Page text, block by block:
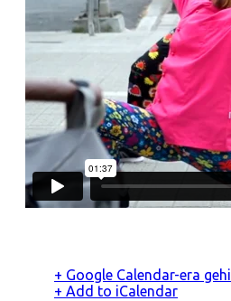
+ Google Calendar-era
+ Add to iCalendar